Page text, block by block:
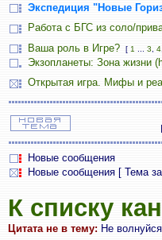
Экспедиция "Новые
Работа с БГС из соло/
Ваша роль в Игре? [ 1 3 4
Экзопланеты: Зона жизни
Открытая игра. Мифы и
Новые сообщения
Новые сообщения [ Тема
К списку
Цитата не в тему: Не